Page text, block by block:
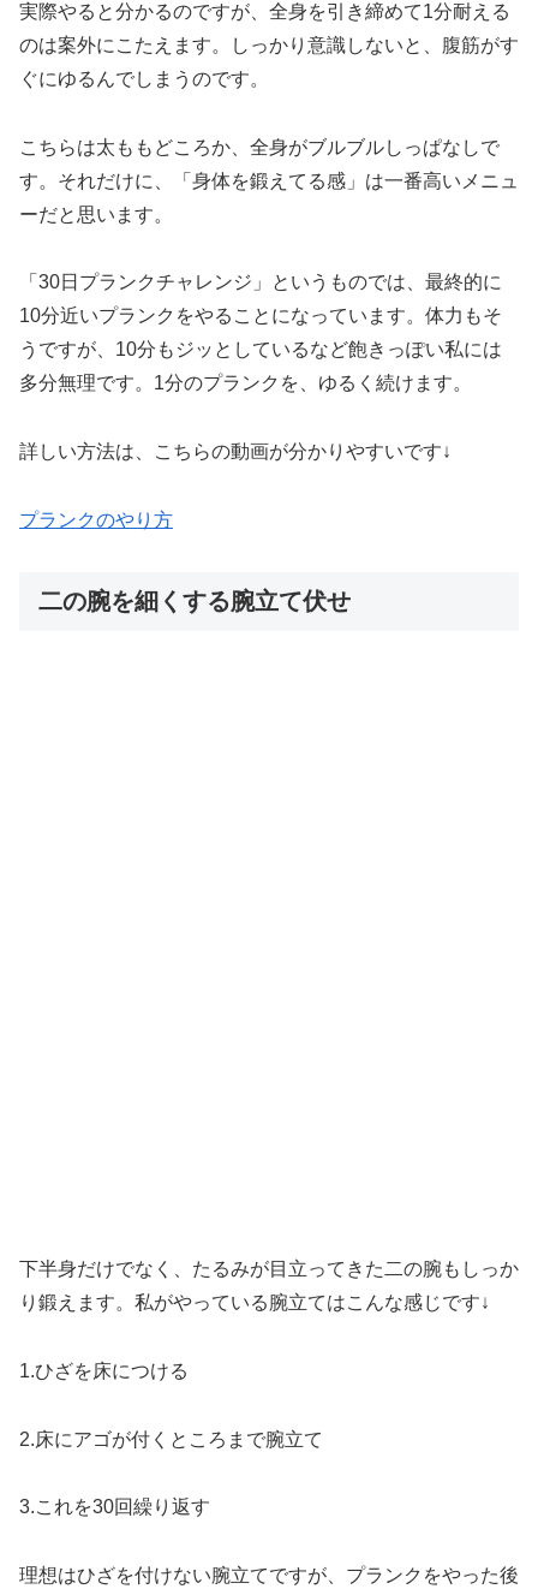
実際やると分かるのですが、全身を引き締めて1分耐える
のは案外にこたえます。しっかり意識しないと、腹筋がす
ぐにゆるんでしまうのです。
こちらは太ももどころか、全身がブルブルしっぱなしで
す。それだけに、「身体を鍛えてる感」は一番高いメニュ
ーだと思います。
「30日プランクチャレンジ」というものでは、最終的に
10分近いプランクをやることになっています。体力もそ
うですが、10分もジッとしているなど飽きっぽい私には
多分無理です。1分のプランクを、ゆるく続けます。
詳しい方法は、こちらの動画が分かりやすいです↓
プランクのやり方
二の腕を細くする腕立て伏せ
下半身だけでなく、たるみが目立ってきた二の腕もしっか
り鍛えます。私がやっている腕立てはこんな感じです↓
1.ひざを床につける
2.床にアゴが付くところまで腕立て
3.これを30回繰り返す
理想はひざを付けない腕立てですが、プランクをやった後